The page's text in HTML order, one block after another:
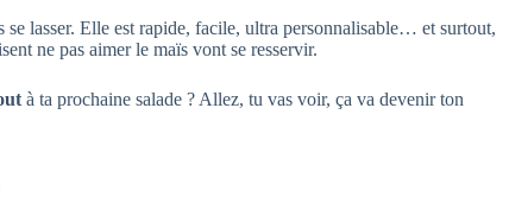
se lasser. Elle est rapide, facile, ultra personnalisable… et surtout,
ne pas aimer le maïs vont se resservir.
à ta prochaine salade ? Allez, tu vas voir, ça va devenir ton